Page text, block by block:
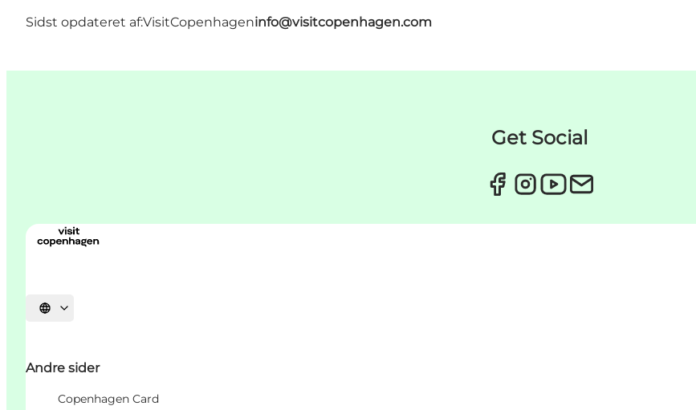
Sidst opdateret af:VisitCopenhageninfo@visitcopenhagen.com
Get Social
Vælg sprog
Andre sider
Copenhagen Card